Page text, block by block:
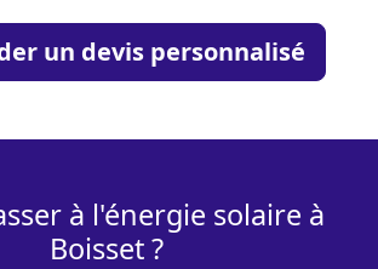
un devis personnalisé
à l'énergie solaire à
Boisset ?